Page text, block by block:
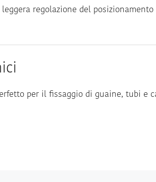
regolazione del
per il fissaggio di guaine, tubi